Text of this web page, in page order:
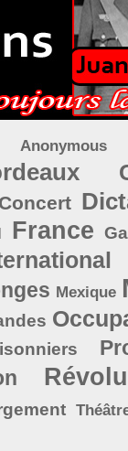
Anonymous
Concert
France
Mexique